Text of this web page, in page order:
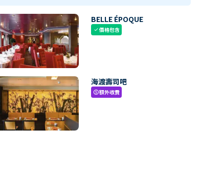
BELLE ÉPOQUE
check價格包含
海渡壽司吧
paid額外收費